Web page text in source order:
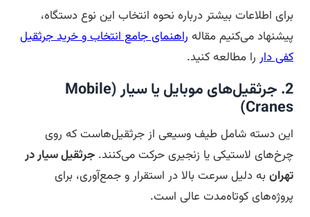
برای اطلاعات بیشتر درباره نحوه انتخاب این نوع دستگاه،
پیشنهاد می‌کنیم مقاله راهنمای جامع انتخاب و خرید جرثقیل
کفی دار را مطالعه کنید.
2. جرثقیل‌های موبایل یا سیار (Mobile
Cranes)
این دسته شامل طیف وسیعی از جرثقیل‌هاست که روی
چرخ‌های لاستیکی یا زنجیری حرکت می‌کنند. جرثقیل سیار در
تهرانبه دلیل سرعت بالا در استقرار و جمع‌آوری، برای
پروژه‌های کوتاه‌مدت عالی است.